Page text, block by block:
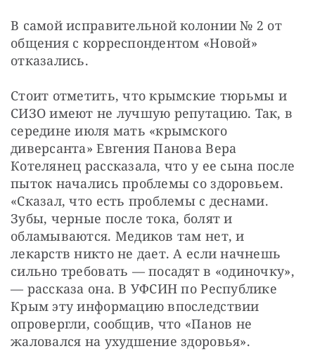
В самой исправительной колонии № 2 от
общения с корреспондентом «Новой»
отказались.
Стоит отметить, что крымские тюрьмы и
СИЗО имеют не лучшую репутацию. Так, в
середине июля мать «крымского
диверсанта» Евгения Панова Вера
Котелянец рассказала, что у ее сына после
пыток начались проблемы со здоровьем.
«Сказал, что есть проблемы с деснами.
Зубы, черные после тока, болят и
обламываются. Медиков там нет, и
лекарств никто не дает. А если начнешь
сильно требовать — посадят в «одиночку»,
— рассказа она. В УФСИН по Республике
Крым эту информацию впоследствии
опровергли, сообщив, что «Панов не
жаловался на ухудшение здоровья».